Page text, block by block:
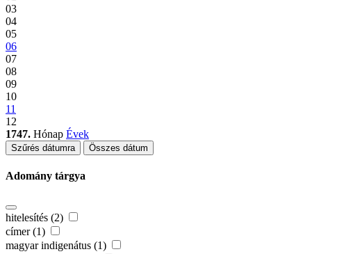
03
04
05
06
07
08
09
10
11
12
1747. Hónap Évek
Szűrés dátumra Összes dátum
Adomány tárgya
hitelesítés (2)
címer (1)
magyar indigenátus (1)